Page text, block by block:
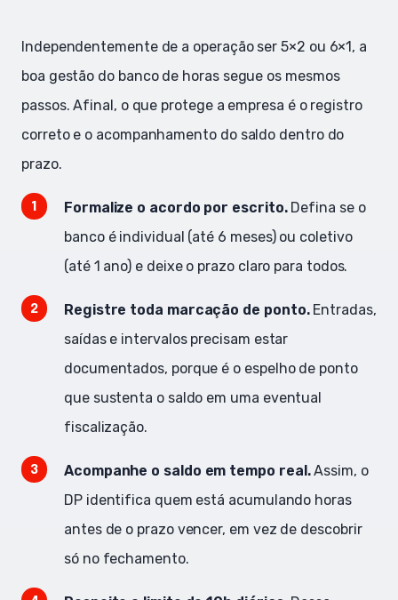
Independentemente de a operação ser 5×2 ou 6×1, a
boa gestão do banco de horas segue os mesmos
passos. Afinal, o que protege a empresa é o registro
correto e o acompanhamento do saldo dentro do
prazo.
Formalize o acordo por escrito.Defina se o
banco é individual (até 6 meses) ou coletivo
(até 1 ano) e deixe o prazo claro para todos.
Registre toda marcação de ponto.Entradas,
saídas e intervalos precisam estar
documentados, porque é o espelho de ponto
que sustenta o saldo em uma eventual
fiscalização.
Acompanhe o saldo em tempo real.Assim, o
DP identifica quem está acumulando horas
antes de o prazo vencer, em vez de descobrir
só no fechamento.